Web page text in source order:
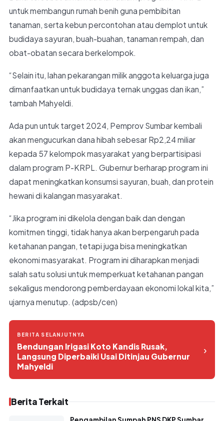
untuk membangun rumah benih guna pembibitan
tanaman, serta kebun percontohan atau demplot untuk
budidaya sayuran, buah-buahan, tanaman rempah, dan
obat-obatan secara berkelompok.
“Selain itu, lahan pekarangan milik anggota keluarga juga
dimanfaatkan untuk budidaya ternak unggas dan ikan,”
tambah Mahyeldi.
Ada pun untuk target 2024, Pemprov Sumbar kembali
akan mengucurkan dana hibah sebesar Rp2,24 miliar
kepada 57 kelompok masyarakat yang berpartisipasi
dalam program P-KRPL. Gubernur berharap program ini
dapat meningkatkan konsumsi sayuran, buah, dan protein
hewani di kalangan masyarakat.
“Jika program ini dikelola dengan baik dan dengan
komitmen tinggi, tidak hanya akan berpengaruh pada
ketahanan pangan, tetapi juga bisa meningkatkan
ekonomi masyarakat. Program ini diharapkan menjadi
salah satu solusi untuk memperkuat ketahanan pangan
sekaligus mendorong pemberdayaan ekonomi lokal kita,”
ujarnya menutup. (adpsb/cen)
BERITA SELANJUTNYA
Bendungan Irigasi Koto Kandis Rusak,
Langsung Diperbaiki Usai Ditinjau Gubernur
Mahyeldi
›
Berita Terkait